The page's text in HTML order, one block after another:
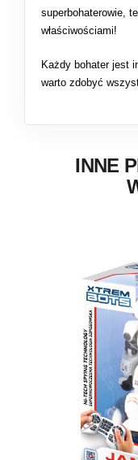
superbohaterowie,
właściwościami!
Każdy bohater jest
warto zdobyć
INNE